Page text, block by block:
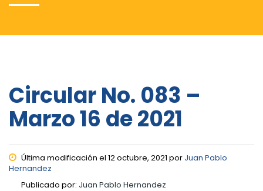
Circular No. 083 –
Marzo 16 de 2021
Última modificación el 12 octubre, 2021 por Juan Pablo
Hernandez
Publicado por: Juan Pablo Hernandez